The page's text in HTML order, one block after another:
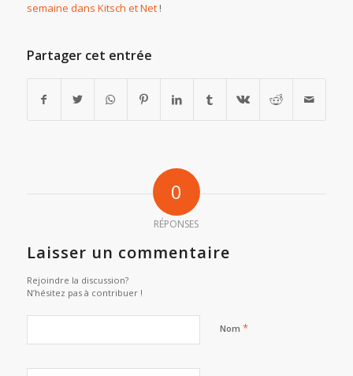
semaine dans Kitsch et Net!
Partager cet entrée
0
RÉPONSES
Laisser un commentaire
Rejoindre la discussion?
N’hésitez pas à contribuer !
Nom *